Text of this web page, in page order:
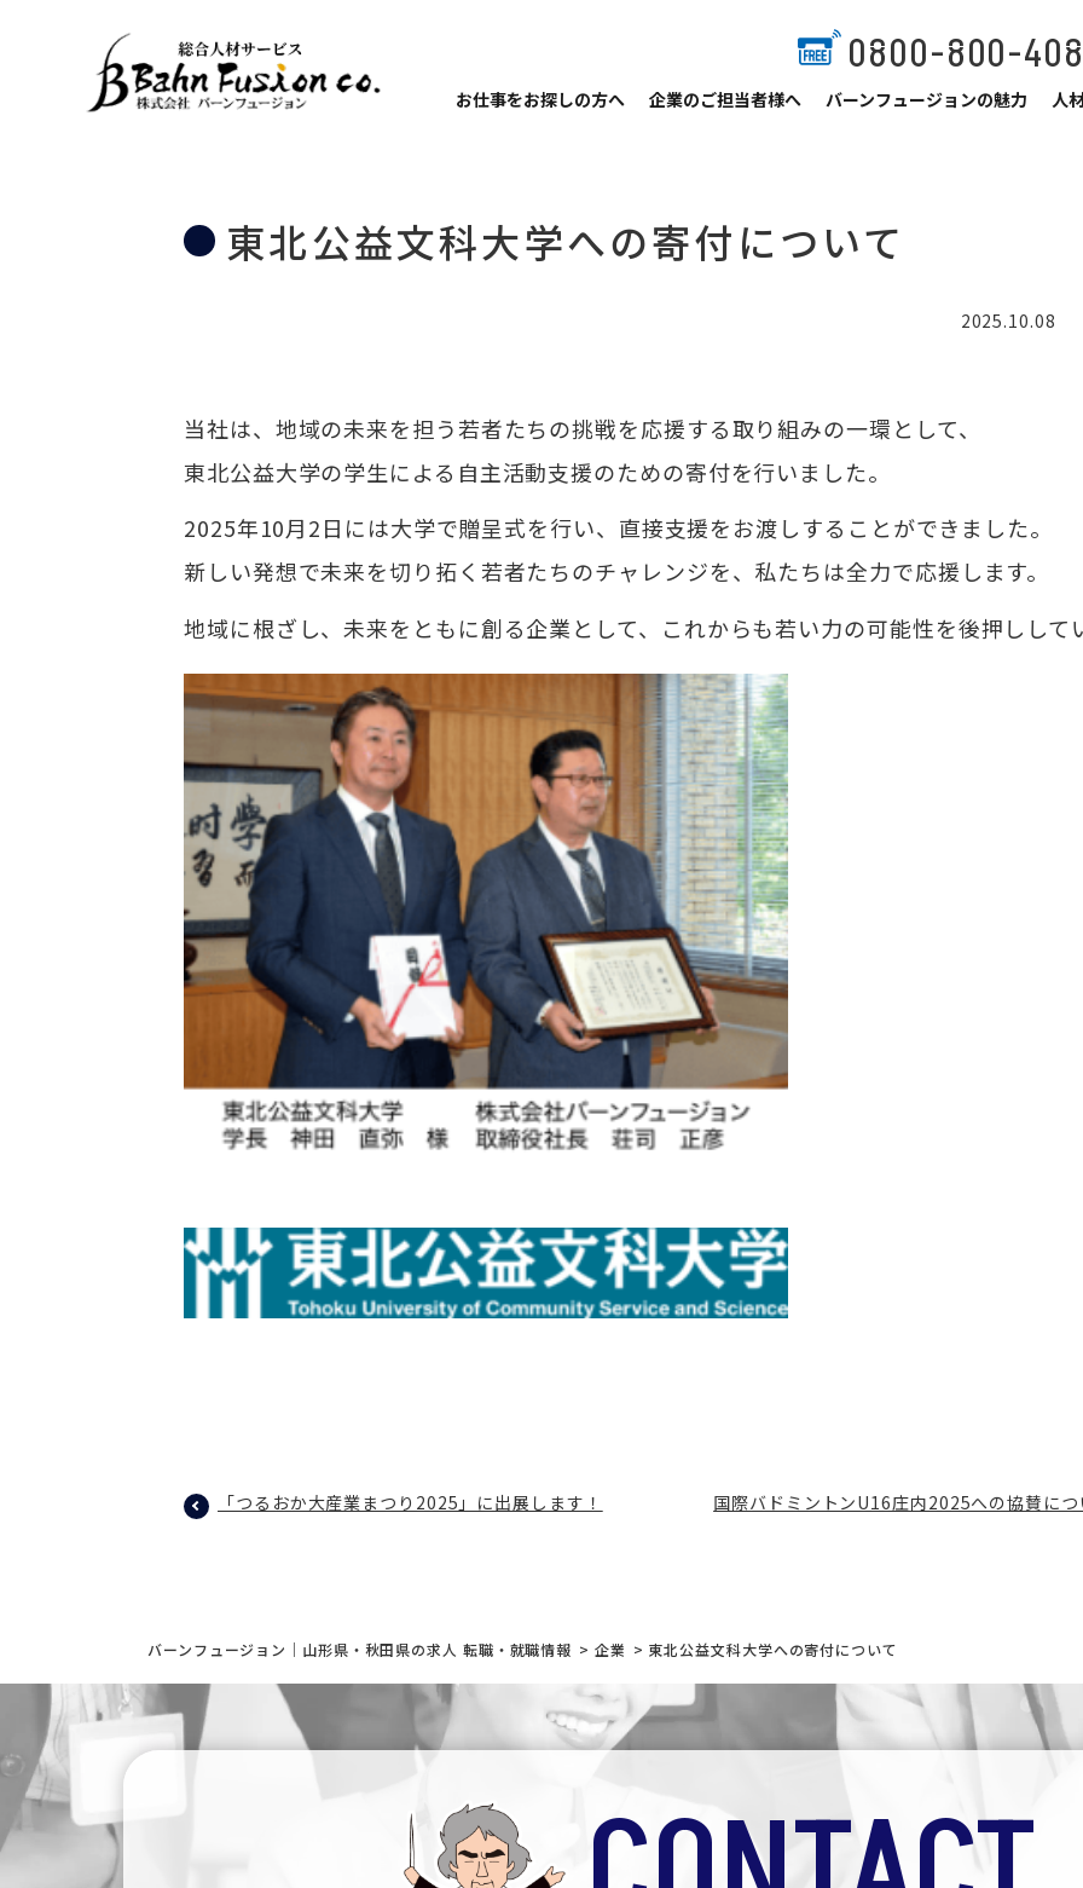
0800-800-
お仕事をお探しの方へ 企業のご担当者様へ バーンフュージョンの魅力 人
東北公益文科大学への寄付について
2025.10.08
当社は、地域の未来を担う若者たちの挑戦を応援する取り組みの一環として、
東北公益大学の学生による自主活動支援のための寄付を行いました。
2025年10月2日には大学で贈呈式を行い、直接支援をお渡しすることができました。
新しい発想で未来を切り拓く若者たちのチャレンジを、私たちは全力で応援します。
地域に根ざし、未来をともに創る企業として、これからも若い力の可能性を後押しして
「つるおか大産業まつり2025」に出展します！ 国際バドミントンU16庄内2025への協賛に
バーンフュージョン｜山形県・秋田県の求人 転職・就職情報 > 企業 > 東北公益文科大学への寄付について